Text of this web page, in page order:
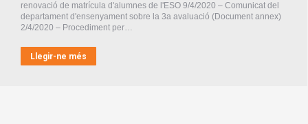
renovació de matrícula d'alumnes de l'ESO 9/4/2020 – Comunicat del
departament d'ensenyament sobre la 3a avaluació (Document annex)
2/4/2020 – Procediment per…
Llegir-ne més